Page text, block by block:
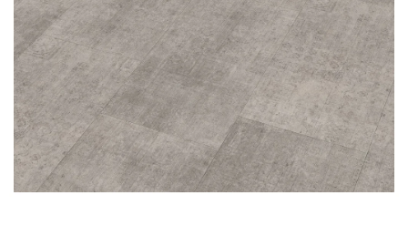
KLIKY & KOVÁNÍ
B2B REALIZACE Kontakty O nás
Proč s námi
Vrácení, výměna zboží
Obchodní podmínky
Reklamační řád
Posuzování Jakosti
GDPR FAQ